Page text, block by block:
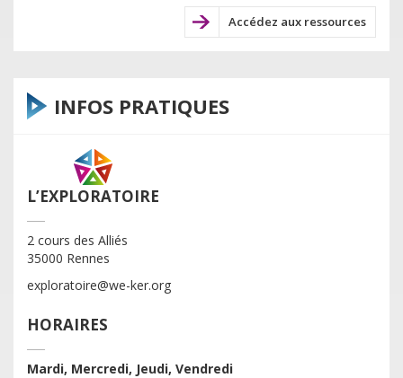
Accédez aux ressources
INFOS PRATIQUES
L’EXPLORATOIRE
2 cours des Alliés
35000 Rennes
exploratoire@we-ker.org
HORAIRES
Mardi, Mercredi, Jeudi, Vendredi